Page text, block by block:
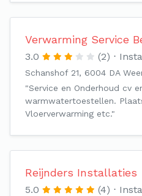
Verwarming Service
3.0 (2)
Schanshof 21, 6004 DA
"Service en Onderhoud cv
warmwatertoestellen.
Vloerverwarming etc."
Reijnders Installaties
5.0 (4)